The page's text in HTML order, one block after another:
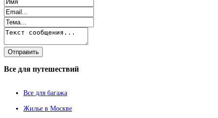
Все для путешествий
Все для багажа
Жилье в Москве